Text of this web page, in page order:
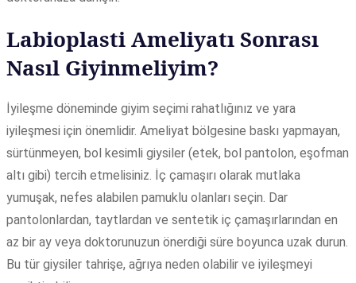
Labioplasti Ameliyatı Sonrası
Nasıl Giyinmeliyim?
İyileşme döneminde giyim seçimi rahatlığınız ve yara
iyileşmesi için önemlidir. Ameliyat bölgesine baskı yapmayan,
sürtünmeyen, bol kesimli giysiler (etek, bol pantolon, eşofman
altı gibi) tercih etmelisiniz. İç çamaşırı olarak mutlaka
yumuşak, nefes alabilen pamuklu olanları seçin. Dar
pantolonlardan, taytlardan ve sentetik iç çamaşırlarından en
az bir ay veya doktorunuzun önerdiği süre boyunca uzak durun.
Bu tür giysiler tahrişe, ağrıya neden olabilir ve iyileşmeyi